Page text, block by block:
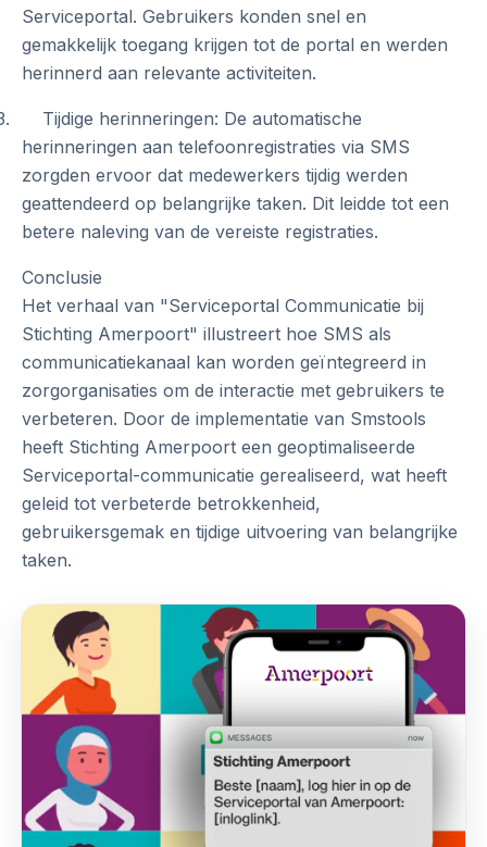
Serviceportal. Gebruikers konden snel en
gemakkelijk toegang krijgen tot de portal en werden
herinnerd aan relevante activiteiten.
Tijdige herinneringen: De automatische
herinneringen aan telefoonregistraties via SMS
zorgden ervoor dat medewerkers tijdig werden
geattendeerd op belangrijke taken. Dit leidde tot een
betere naleving van de vereiste registraties.
Conclusie
Het verhaal van "Serviceportal Communicatie bij
Stichting Amerpoort" illustreert hoe SMS als
communicatiekanaal kan worden geïntegreerd in
zorgorganisaties om de interactie met gebruikers te
verbeteren. Door de implementatie van Smstools
heeft Stichting Amerpoort een geoptimaliseerde
Serviceportal-communicatie gerealiseerd, wat heeft
geleid tot verbeterde betrokkenheid,
gebruikersgemak en tijdige uitvoering van belangrijke
taken.